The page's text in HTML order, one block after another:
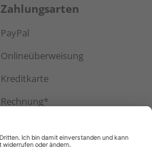
Zahlungsarten
PayPal
Onlineüberweisung
Kreditkarte
Rechnung*
Versand